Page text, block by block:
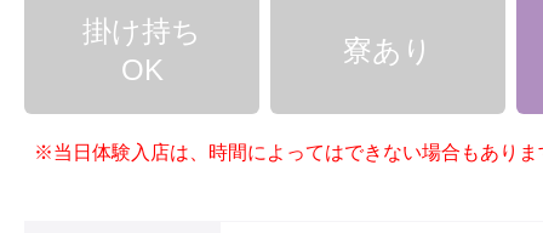
掛け持ち
OK
寮あり
※当日体験入店は、時間によってはできない場合もあり